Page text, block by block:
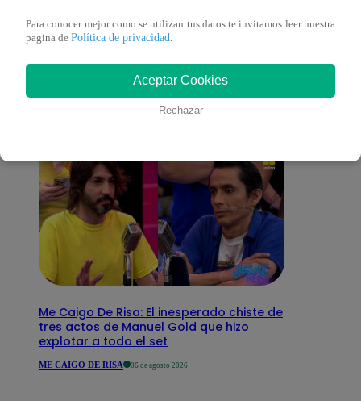
También te puede
interesar
Me Caigo De Risa: El inesperado chiste de
tres actos de Manuel Gold que hizo
explotar a todo el set
ME CAIGO DE RISA 06 de agosto 2026
Para conocer mejor como se utilizan tus datos te invitamos leer nuestra
pagina de Política de privacidad.
Aceptar Cookies
Rechazar